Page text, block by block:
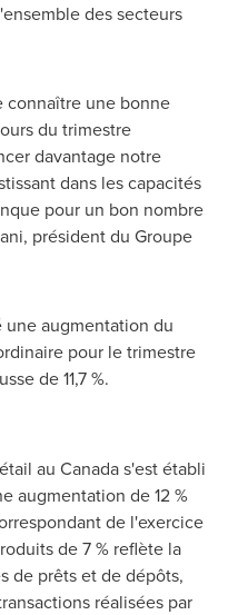
des secteurs
connaître une bonne
du trimestre
davantage notre
dans les capacités
pour un bon nombre
président du Groupe
une augmentation du
pour le trimestre
de 11,7 %.
au Canadas'est établi
augmentation de 12 %
de l'exercice
de 7 % reflète la
de prêts et de dépôts,
réalisées par